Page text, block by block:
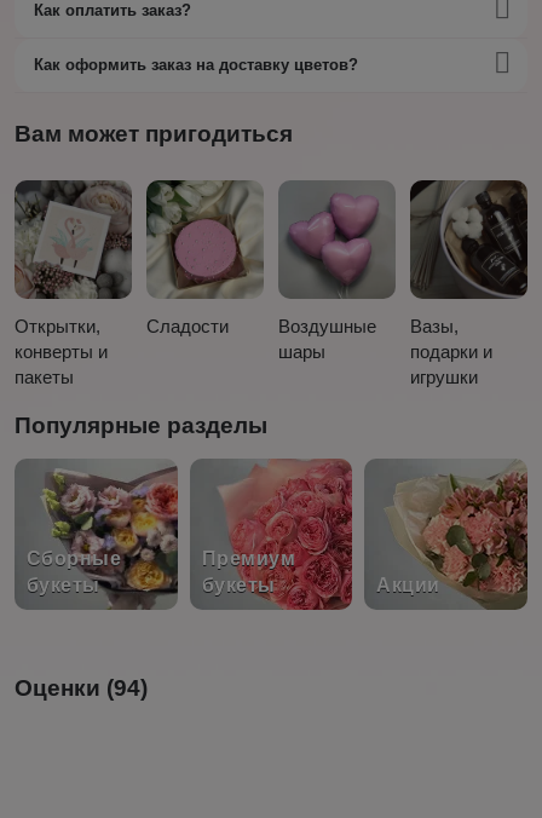
Как оплатить заказ?
Как оформить заказ на доставку цветов?
Вам может пригодиться
Открытки,
конверты и
пакеты
Сладости
Воздушные
шары
Вазы,
подарки и
игрушки
Популярные разделы
Сборные
букеты
Премиум
букеты
Акции
Оценки (94)